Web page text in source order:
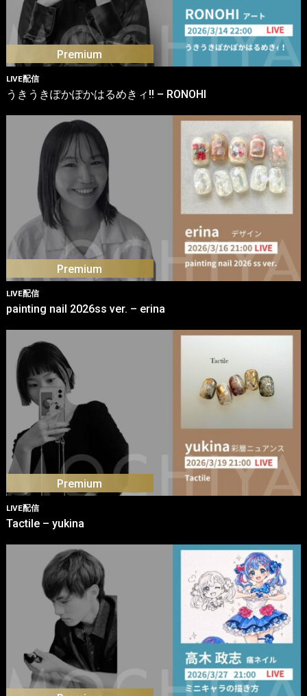
LIVE配信
うきうきぽかぽかはるめきィ!! – RONOHI
LIVE配信
painting nail 2026ss ver. – erina
LIVE配信
Tactile – yukina